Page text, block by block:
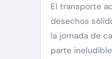
El transporte
desechos
la jornada de
parte